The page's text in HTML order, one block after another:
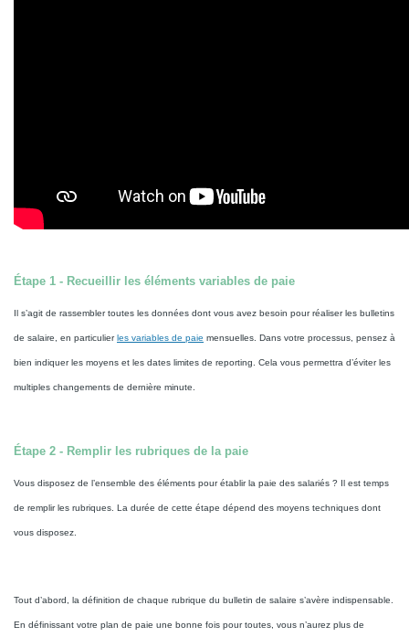
Étape 1 - Recueillir les éléments variables de paie
Il s’agit de rassembler toutes les données dont vous avez besoin pour réaliser les bulletins
de salaire, en particulierles variables de paie mensuelles. Dans votre processus, pensez à
bien indiquer les moyens et les dates limites de reporting. Cela vous permettra d’éviter les
multiples changements de dernière minute.
Étape 2 - Remplir les rubriques de la paie
Vous disposez de l’ensemble des éléments pour établir la paie des salariés ? Il est temps
de remplir les rubriques. La durée de cette étape dépend des moyens techniques dont
vous disposez.
Tout d’abord, la définition de chaque rubrique du bulletin de salaire s’avère indispensable.
En définissant votre plan de paie une bonne fois pour toutes, vous n’aurez plus de